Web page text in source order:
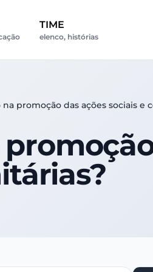
TIME
elenco, histórias
promoção das ações sociais e